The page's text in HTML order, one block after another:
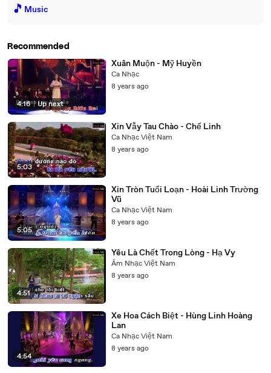
🎵 Music
Recommended
4:16 | Up next
Xuân Muộn - Mỹ Huyền
Ca Nhạc
8 years ago
5:03
Xin Vẫy Tau Chào - Chế Linh
Ca Nhạc Việt Nam
8 years ago
5:05
Xin Tròn Tuổi Loạn - Hoài Linh Trường
Vũ
Ca Nhạc Việt Nam
8 years ago
4:51
Yêu Là Chết Trong Lòng - Hạ Vy
Âm Nhạc Việt Nam
8 years ago
4:54
Xe Hoa Cách Biệt - Hùng Linh Hoàng
Lan
Ca Nhạc Việt Nam
8 years ago